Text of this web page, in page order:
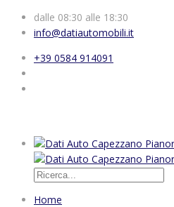
dalle 08:30 alle 18:30
info@datiautomobili.it
+39 0584 914091
Home